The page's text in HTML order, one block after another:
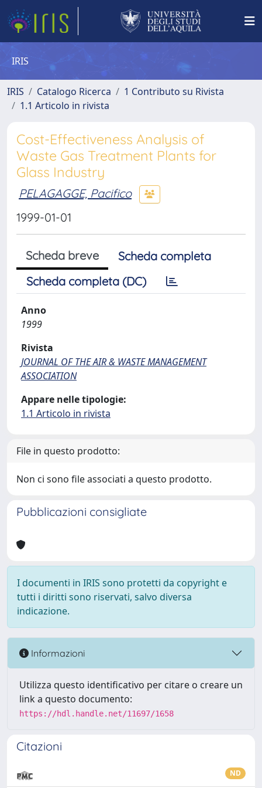
IRIS
IRIS Catalogo Ricerca
1 Contributo su Rivista
1.1 Articolo in rivista
Cost-Effectiveness Analysis of
Waste Gas Treatment Plants for
Glass Industry
PELAGAGGE, Pacifico
1999-01-01
Scheda breve
Scheda completa
Scheda completa (DC)
Anno
1999
Rivista
JOURNAL OF THE AIR & WASTE MANAGEMENT
ASSOCIATION
Appare nelle tipologie:
1.1 Articolo in rivista
File in questo prodotto:
Non ci sono file associati a questo prodotto.
Pubblicazioni consigliate
I documenti in IRIS sono protetti da copyright e
tutti i diritti sono riservati, salvo diversa
indicazione.
Informazioni
Utilizza questo identificativo per citare o creare un
link a questo documento:
https://hdl.handle.net/11697/1658
Citazioni
ND